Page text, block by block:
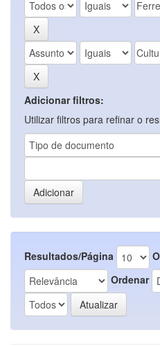
Adicionar filtros:
Utilizar filtros para refinar o
Resultados/Página
Ordenar